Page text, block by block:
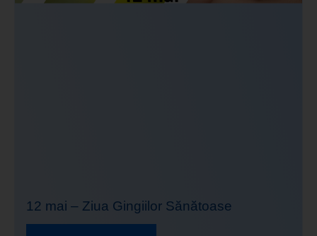
12 mai – Ziua Gingiilor Sănătoase